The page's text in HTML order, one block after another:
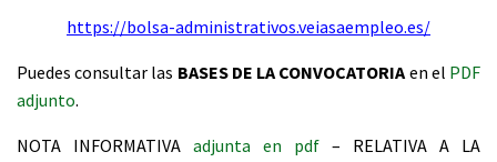
https://bolsa-administrativos.veiasaempleo.es/
Puedes consultar las BASES DE LA CONVOCATORIAen el PDF
adjunto.
NOTA INFORMATIVA adjunta en pdf – RELATIVA A LA